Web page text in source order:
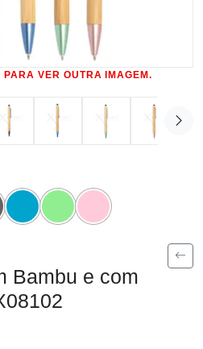
VER OUTRA IMAGEM.
Bambu e com